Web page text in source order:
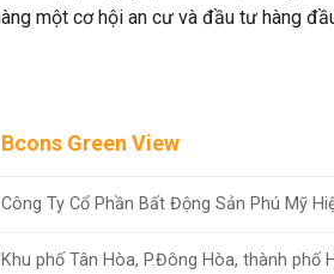
một cơ hội an cư và đầu tư hàng
Bcons Green View
Công Ty Cổ Phần Bất Động Sản Phú Mỹ
Khu phố Tân Hòa, P.Đông Hòa, thành phố